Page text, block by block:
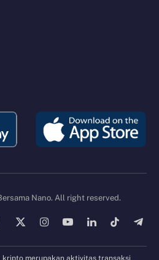
Nano. All right reserved.
X
InstagramYouTubeLinkedInTikTok